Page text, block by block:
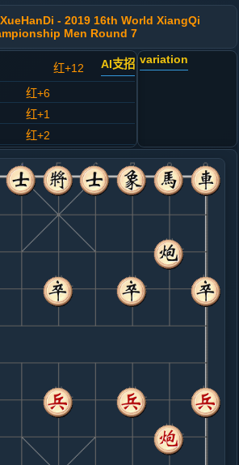
- 2019 16th World XiangQi
Men Round 7
红+12 AI支招
红+6
红+1
红+2
黑+7
黑+4
黑+7
黑+4
黑+4
黑+12
兵七进一
黑+7
黑+15
炮八进四
黑+13
车二进五
黑+13
黑+31
车二进四
黑+32
variation